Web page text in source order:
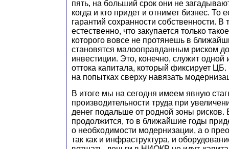
пять, на больший срок они не
когда и кто придет и отнимет бизнес. То
гарантий сохранности собственности. В
естественно, что закупается только
которого вовсе не протянешь в
становятся малооправданным риском
инвестиции. Это, конечно, служит одной
оттока капитала, который фиксирует ЦБ.
на попытках сверху навязать
В итоге мы на сегодня имеем явную
производительности труда при
денег подальше от родной зоны рисков.
продолжится, то в ближайшие годы
о необходимости модернизации, а о
так как и инфраструктура, и